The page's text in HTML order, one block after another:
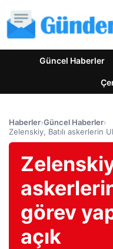
Güncel Haberler
Haberler›Güncel Haberler›
Zelenskiy, Batılı askerlerin
görev
açık